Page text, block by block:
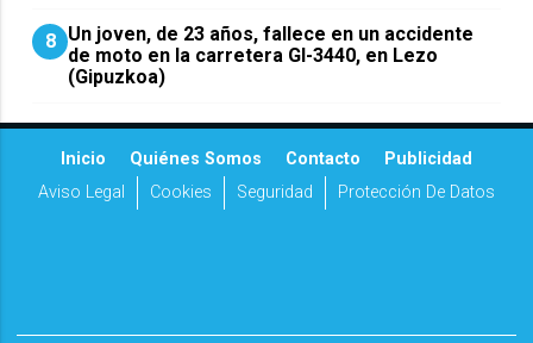
8 Un joven, de 23 años, fallece en un accidente
de moto en la carretera GI-3440, en Lezo
(Gipuzkoa)
Inicio Quiénes Somos Contacto
Publicidad
Aviso Legal
Cookies Seguridad Protección De Datos